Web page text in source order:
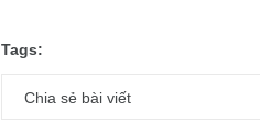
Tags:
Chia sẻ bài viết